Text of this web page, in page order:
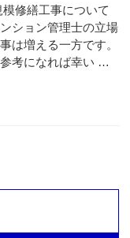
修繕工事について
ション管理士の立場
は増える一方です。
考になれば幸い …